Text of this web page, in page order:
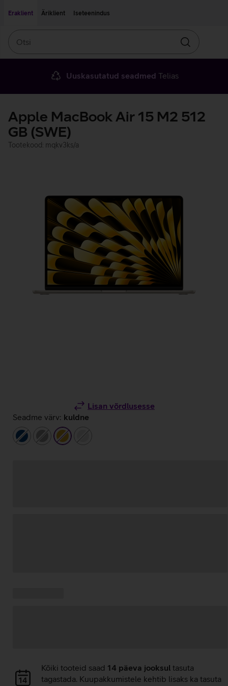
Eraklient
Äriklient Iseteenindus
Otsin
Uuskasutatud seadmed Telias
Apple MacBook Air 15 M2 512
GB (SWE)
Tootekood: mqkv3ks/a
Lisan võrdlusesse
Seadme värv: kuldne
tumesinine
hall kuldnehõbedane
Andmete
laadimine
Kõiki tooteid saad 14 päeva jooksul tasuta
tagastada. Kuupakkumistele kehtib lisaks ka tasuta